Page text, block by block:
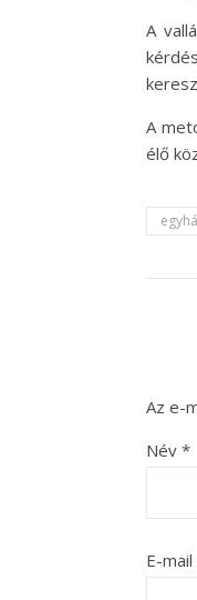
A
A
élő
Az e-
Név *
E-mail